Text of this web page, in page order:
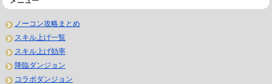
ノーコン攻略まとめ
スキル上げ一覧
スキル上げ効率
降臨ダンジョン
コラボダンジョン